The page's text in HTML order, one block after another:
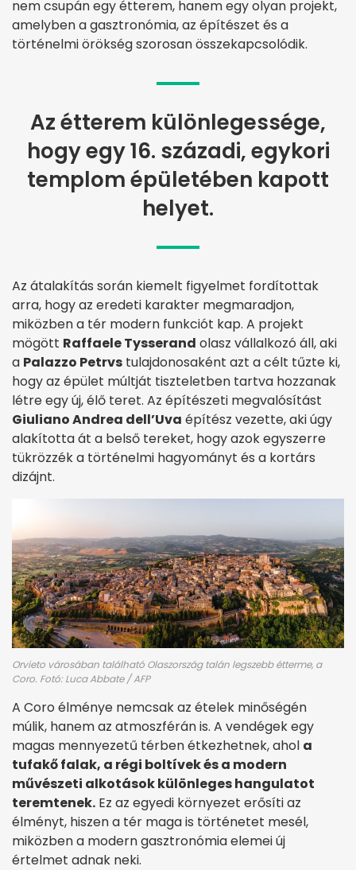
nem csupán egy étterem, hanem egy olyan projekt,
amelyben a gasztronómia, az építészet és a
történelmi örökség szorosan összekapcsolódik.
Az étterem különlegessége,
hogy egy 16. századi, egykori
templom épületében kapott
helyet.
Az átalakítás során kiemelt figyelmet fordítottak
arra, hogy az eredeti karakter megmaradjon,
miközben a tér modern funkciót kap. A projekt
mögött Raffaele Tysserand olasz vállalkozó áll, aki
a Palazzo Petrvs tulajdonosaként azt a célt tűzte ki,
hogy az épület múltját tiszteletben tartva hozzanak
létre egy új, élő teret. Az építészeti megvalósítást
Giuliano Andrea dell’Uva építész vezette, aki úgy
alakította át a belső tereket, hogy azok egyszerre
tükrözzék a történelmi hagyományt és a kortárs
dizájnt.
Orvieto városában található Olaszország talán legszebb étterme, a
Coro. Fotó: Luca Abbate / AFP
A Coro élménye nemcsak az ételek minőségén
múlik, hanem az atmoszférán is. A vendégek egy
magas mennyezetű térben étkezhetnek, ahol a
tufakő falak, a régi boltívek és a modern
művészeti alkotások különleges hangulatot
teremtenek. Ez az egyedi környezet erősíti az
élményt, hiszen a tér maga is történetet mesél,
miközben a modern gasztronómia elemei új
értelmet adnak neki.